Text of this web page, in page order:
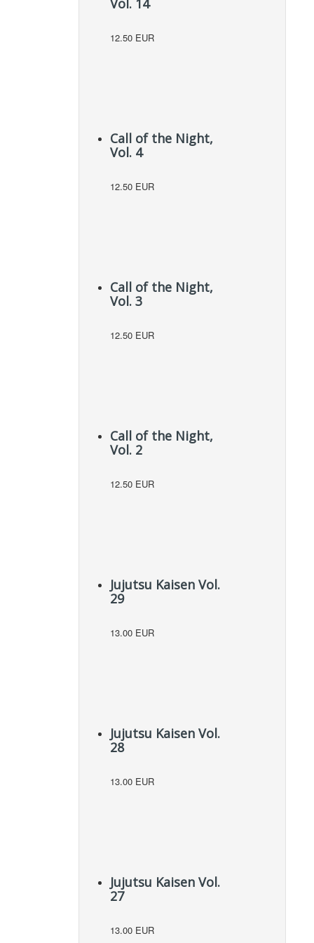
Vol. 14
12.50 EUR
Call of the Night,
Vol. 4
12.50 EUR
Call of the Night,
Vol. 3
12.50 EUR
Call of the Night,
Vol. 2
12.50 EUR
Jujutsu Kaisen Vol.
29
13.00 EUR
Jujutsu Kaisen Vol.
28
13.00 EUR
Jujutsu Kaisen Vol.
27
13.00 EUR